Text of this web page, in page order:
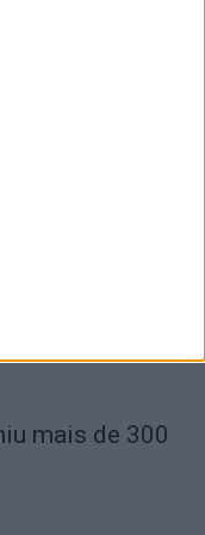
mais de 300